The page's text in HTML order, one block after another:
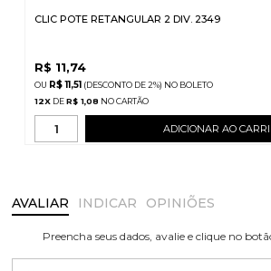
CLIC POTE RETANGULAR 2 DIV. 2349
R$ 11,74
R$ 11,51 (DESCONTO DE2%) NO BOLETO
12X DER$ 1,08
ADICIONAR AO
AVALIAR INDICAR OPINIÕES
Preencha seus dados, avalie e clique no